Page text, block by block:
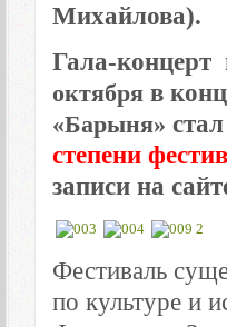
Михайлова).
Гала-концерт
октября в
«Барыня»
степени
записи на
Фестиваль
по культуре и